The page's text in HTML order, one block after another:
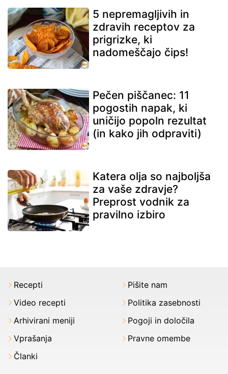
5 nepremagljivih in
zdravih receptov za
prigrizke, ki
nadomeščajo čips!
Pečen piščanec: 11
pogostih napak, ki
uničijo popoln rezultat
(in kako jih odpraviti)
Katera olja so najboljša
za vaše zdravje?
Preprost vodnik za
pravilno izbiro
Recepti
Video recepti
Arhivirani meniji
Vprašanja
Članki
Pišite nam
Politika zasebnosti
Pogoji in določila
Pravne omembe